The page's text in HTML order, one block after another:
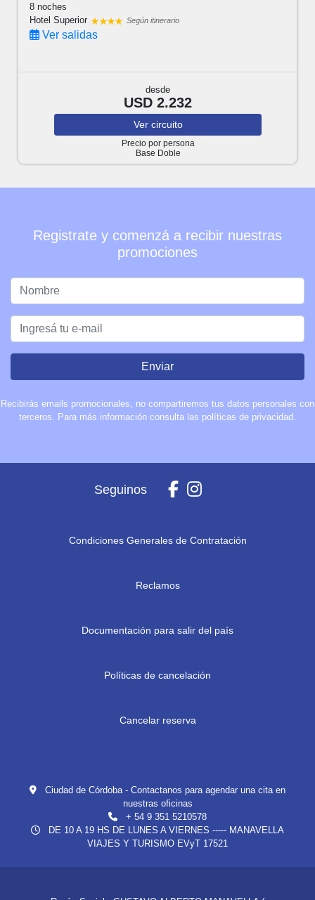
8 noches
Hotel Superior
Según itinerario
Ver salidas
desde
USD 2.232
Ver circuito
Precio por persona
Base Doble
Registrate y comenzá a recibir nuestras
promociones
Enviar
Recibirás emails promocionales, no compartiremos tus datos personales con
terceros. Para más información consulta las políticas de privacidad.
Seguinos
Condiciones Generales de Contratación
Reclamos
Documentación para salir del país
Políticas de cancelación
Cancelar reserva
Ciudad de Córdoba - Contactanos para agendar una cita en
nuestras oficinas
+ 54 9 351 5210578
DE 10 A 19 HS DE LUNES A VIERNES ----- MANAVELLA
VIAJES Y TURISMO EVyT 17521